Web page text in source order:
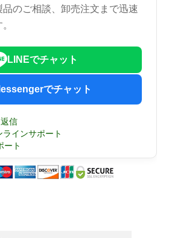
のご相談、卸売注文まで迅速
LINEでチャット
でチャット
信
インサポート
ート